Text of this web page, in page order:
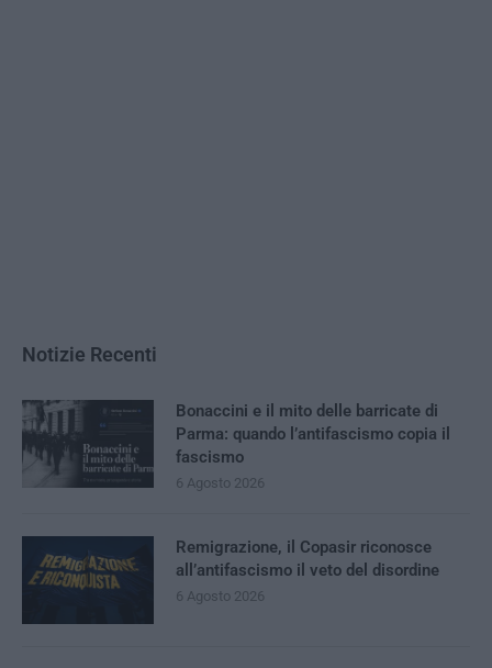
Notizie Recenti
Bonaccini e il mito delle barricate di
Parma: quando l’antifascismo copia il
fascismo
6 Agosto 2026
Remigrazione, il Copasir riconosce
all’antifascismo il veto del disordine
6 Agosto 2026